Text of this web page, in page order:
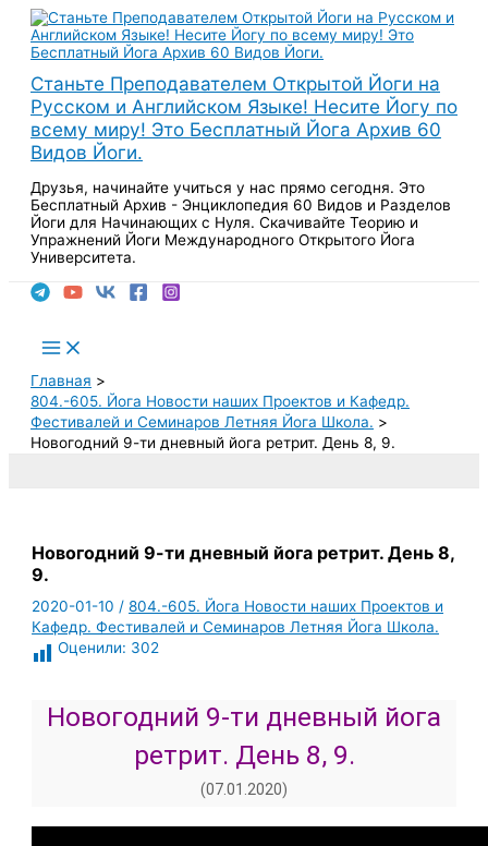
Перейти
содержимому
Станьте Преподавателем Открытой Йоги на
Русском и Английском Языке! Несите Йогу по
всему миру! Это Бесплатный Йога Архив 60
Видов Йоги.
Друзья, начинайте учиться у нас прямо сегодня. Это
Бесплатный Архив - Энциклопедия 60 Видов и Разделов
Йоги для Начинающих с Нуля. Скачивайте Теорию и
Упражнений Йоги Международного Открытого Йога
Университета.
Main
Menu
Главная
804.-605. Йога Новости наших Проектов и Кафедр.
Фестивалей и Семинаров Летняя Йога Школа.
Новогодний 9-ти дневный йога ретрит. День 8, 9.
Новогодний 9-ти дневный йога ретрит. День 8,
9.
2020-01-10/804.-605. Йога Новости наших Проектов и
Кафедр. Фестивалей и Семинаров Летняя Йога Школа.
Оценили: 302
Новогодний 9-ти дневный йога
ретрит. День 8, 9.
(07.01.2020)